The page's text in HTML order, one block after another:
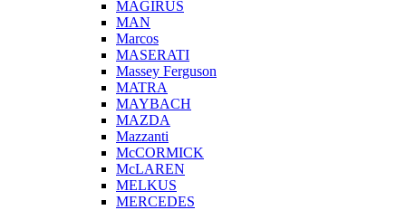
MAGIRUS
MAN
Marcos
MASERATI
Massey Ferguson
MATRA
MAYBACH
MAZDA
Mazzanti
McCORMICK
McLAREN
MELKUS
MERCEDES